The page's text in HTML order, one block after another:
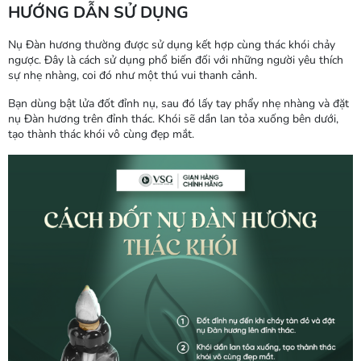
HƯỚNG DẪN SỬ DỤNG
Nụ Đàn hương thường được sử dụng kết hợp cùng thác khói chảy
ngược. Đây là cách sử dụng phổ biến đối với những người yêu thích
sự nhẹ nhàng, coi đó như một thú vui thanh cảnh.
Bạn dùng bật lửa đốt đỉnh nụ, sau đó lấy tay phẩy nhẹ nhàng và đặt
nụ Đàn hương trên đỉnh thác. Khói sẽ dần lan tỏa xuống bên dưới,
tạo thành thác khói vô cùng đẹp mắt.